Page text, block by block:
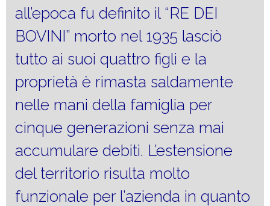
all’epoca fu definito il “RE DEI
BOVINI” morto nel 1935 lasciò
tutto ai suoi quattro figli e la
proprietà è rimasta saldamente
nelle mani della famiglia per
cinque generazioni senza mai
accumulare debiti. L’estensione
del territorio risulta molto
funzionale per l’azienda in quanto